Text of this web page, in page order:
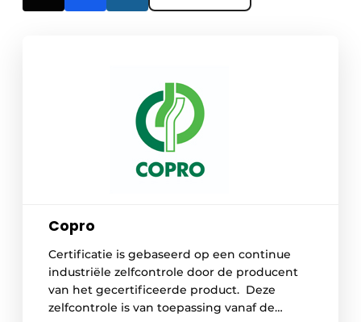
Copro
Certificatie is gebaseerd op een continue
industriële zelfcontrole door de producent
van het gecertificeerde product. Deze
zelfcontrole is van toepassing vanaf de